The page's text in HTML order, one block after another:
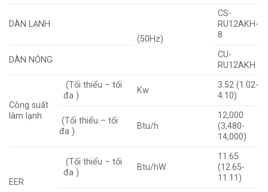
DÀN LẠNH
(50Hz)
CS-
RU12AKH-
8
DÀN NÓNG
CU-
RU12AKH
Công suất
làm lạnh
(Tối thiểu – tối
đa )
Kw
3.52 (1.02-
4.10)
(Tối thiểu – tối
đa )
Btu/h
12,000
(3,480-
14,000)
EER
(Tối thiểu – tối
đa )
Btu/hW
11.65
(12.65-
11.11)